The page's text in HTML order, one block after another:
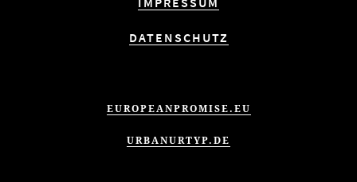
DATENSCHUTZ
EUROPEANPROMISE.EU
URBANURTYP.DE